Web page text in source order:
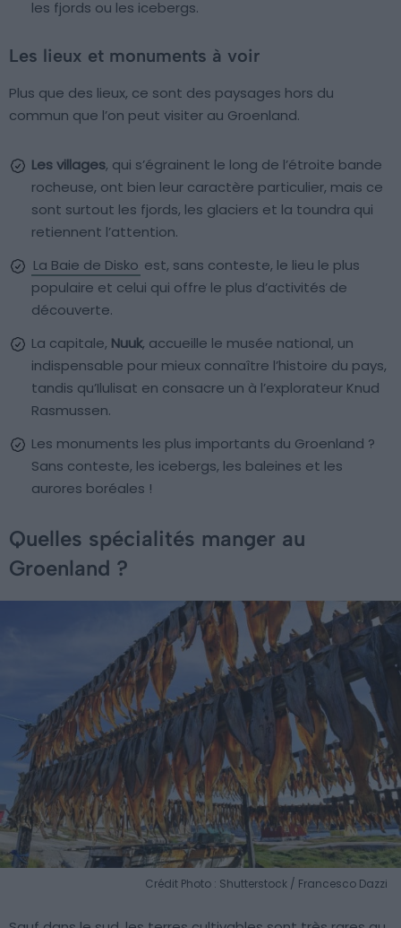
les fjords ou les icebergs.
Les lieux et monuments à voir
Plus que des lieux, ce sont des paysages hors du
commun que l’on peut visiter au Groenland.
Les villages, qui s’égrainent le long de l’étroite bande
rocheuse, ont bien leur caractère particulier, mais ce
sont surtout les fjords, les glaciers et la toundra qui
retiennent l’attention.
La Baie de Disko est, sans conteste, le lieu le plus
populaire et celui qui offre le plus d’activités de
découverte.
La capitale, Nuuk, accueille le musée national, un
indispensable pour mieux connaître l’histoire du pays,
tandis qu’Ilulisat en consacre un à l’explorateur Knud
Rasmussen.
Les monuments les plus importants du Groenland ?
Sans conteste, les icebergs, les baleines et les
aurores boréales !
Quelles spécialités manger au
Groenland ?
Crédit Photo : Shutterstock / Francesco Dazzi